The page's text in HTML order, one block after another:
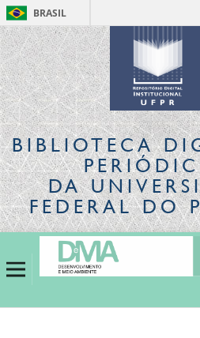
BRASIL
BIBLIOTECA
DA
FEDERAL DO